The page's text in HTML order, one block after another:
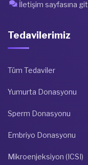
İletişim sayfasına git
Tedavilerimiz
Tüm Tedaviler
Yumurta Donasyonu
Sperm Donasyonu
Embriyo Donasyonu
Mikroenjeksiyon (ICSI)